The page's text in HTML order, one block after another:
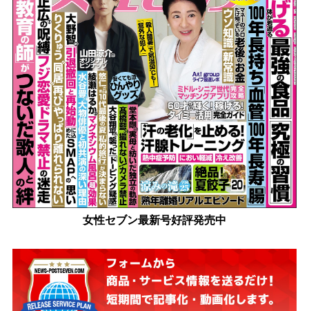
女性セブン最新号好評発売中